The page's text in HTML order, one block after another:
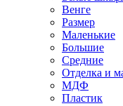
Венге
Размер
Маленькие
Большие
Средние
Отделка и
МДФ
Пластик